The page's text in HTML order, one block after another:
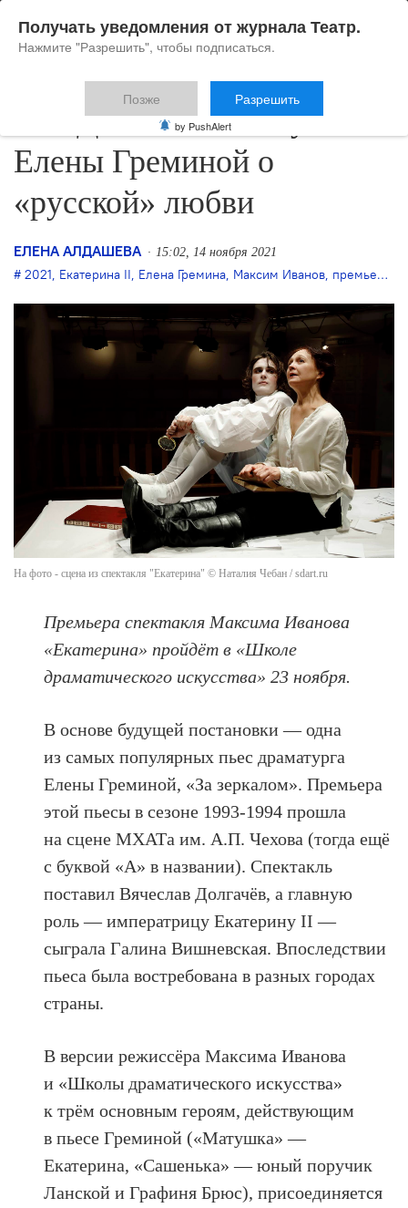
В ШДИ ставят пьесу
Елены Греминой о
«русской» любви
ЕЛЕНА АЛДАШЕВА 15:02, 14 ноября 2021
2021, Екатерина II, Елена Гремина, Максим Иванов, премьера
На фото - сцена из спектакля "Екатерина" © Наталия Чебан / sdart.ru
Премьера спектакля Максима Иванова
«Екатерина» пройдёт в «Школе
драматического искусства» 23 ноября.
В основе будущей постановки — одна
из самых популярных пьес драматурга
Елены Греминой, «За зеркалом». Премьера
этой пьесы в сезоне 1993-1994 прошла
на сцене МХАТа им. А.П. Чехова (тогда ещё
с буквой «А» в названии). Спектакль
поставил Вячеслав Долгачёв, а главную
роль — императрицу Екатерину II —
сыграла Галина Вишневская. Впоследствии
пьеса была востребована в разных городах
страны.
В версии режиссёра Максима Иванова
и «Школы драматического искусства»
к трём основным героям, действующим
в пьесе Греминой («Матушка» —
Екатерина, «Сашенька» — юный поручик
Ланской и Графиня Брюс), присоединяется
Получать уведомления от журнала Театр.
Нажмите "Разрешить", чтобы подписаться.
Позже Разрешить
by PushAlert